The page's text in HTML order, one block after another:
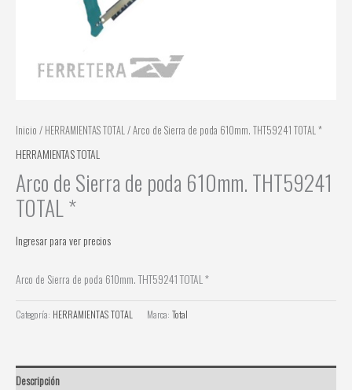
Inicio / HERRAMIENTAS TOTAL/ Arco de Sierra de poda 610mm. THT59241 TOTAL *
HERRAMIENTAS TOTAL
Arco de Sierra de poda 610mm. THT59241
TOTAL *
Ingresar para ver precios
Arco de Sierra de poda 610mm. THT59241 TOTAL *
Categoría: HERRAMIENTAS TOTAL Marca: Total
Descripción